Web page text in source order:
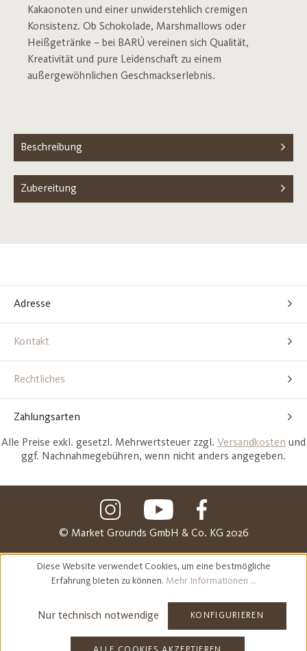
Kakaonoten und einer unwiderstehlich cremigen
Konsistenz. Ob Schokolade, Marshmallows oder
Heißgetränke – bei BARÚ vereinen sich Qualität,
Kreativität und pure Leidenschaft zu einem
außergewöhnlichen Geschmackserlebnis.
Beschreibung
Zubereitung
Adresse
Kontakt
Rechtliches
Zahlungsarten
Alle Preise exkl. gesetzl. Mehrwertsteuer zzgl. Versandkosten und
ggf. Nachnahmegebühren, wenn nicht anders angegeben.
© Market Grounds GmbH & Co. KG 2026
Diese Website verwendet Cookies, um eine bestmögliche
Erfahrung bieten zu können. Mehr Informationen ...
Nur technisch notwendige KONFIGURIEREN